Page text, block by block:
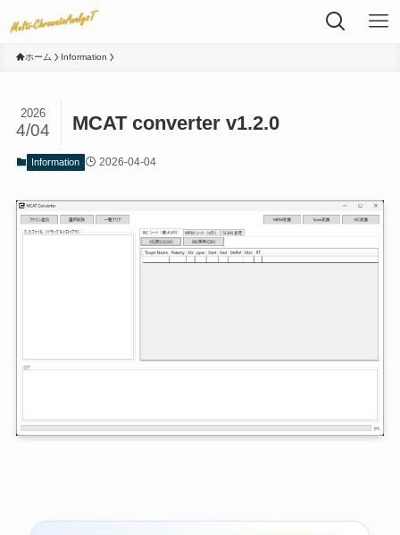
ホーム Information
MCAT converter v1.2.0
2026
4/04
Information 2026-04-04